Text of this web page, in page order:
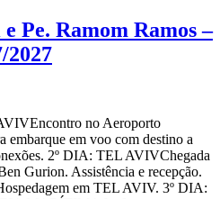
Pe. Ramom Ramos –
2027
no Aeroporto
embarque em voo com destino a
2º DIA: TEL AVIVChegada
Gurion. Assistência e recepção.
em TEL AVIV. 3º DIA: